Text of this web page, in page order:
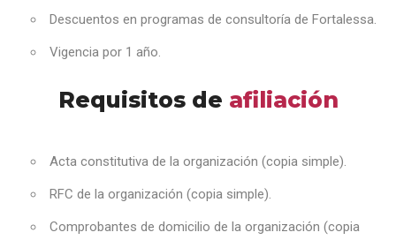
Descuentos en programas de consultoría de Fortalessa.
Vigencia por 1 año.
Requisitos de afiliación
Acta constitutiva de la organización (copia simple).
RFC de la organización (copia simple).
Comprobantes de domicilio de la organización (copia